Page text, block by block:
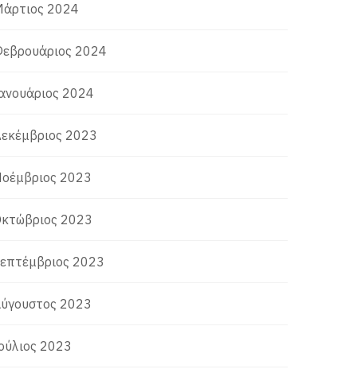
2024
2024
2024
2023
2023
2023
2023
2023
2023